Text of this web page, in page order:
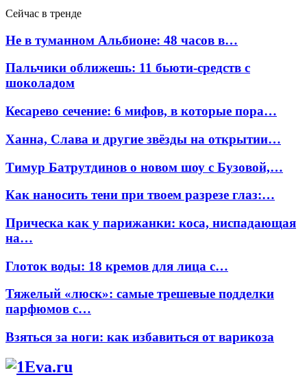
Сейчас в тренде
Не в туманном Альбионе: 48 часов в…
Пальчики оближешь: 11 бьюти-средств с
шоколадом
Кесарево сечение: 6 мифов, в которые пора…
Ханна, Слава и другие звёзды на открытии…
Тимур Батрутдинов о новом шоу с Бузовой,…
Как наносить тени при твоем разрезе глаз:…
Прическа как у парижанки: коса, ниспадающая
на…
Глоток воды: 18 кремов для лица с…
Тяжелый «люск»: самые трешевые подделки
парфюмов с…
Взяться за ноги: как избавиться от варикоза